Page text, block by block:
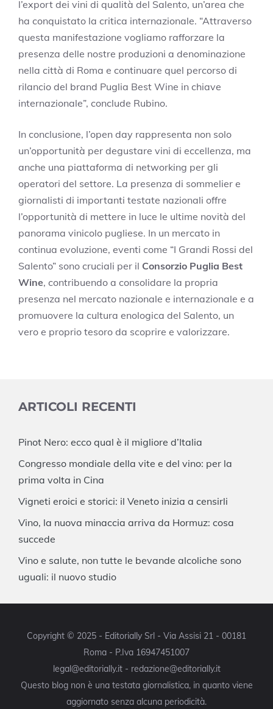
l’export dei vini di qualità del Salento, un’area che
ha conquistato la critica internazionale. “Attraverso
questa manifestazione vogliamo rafforzare la
presenza delle nostre produzioni a denominazione
nella città di Roma e continuare quel percorso di
rilancio del brand Puglia Best Wine in chiave
internazionale”, conclude Rubino.
In conclusione, l’open day rappresenta non solo
un’opportunità per degustare vini di eccellenza, ma
anche una piattaforma di networking per gli
operatori del settore. La presenza di sommelier e
giornalisti di importanti testate nazionali offre
l’opportunità di mettere in luce le ultime novità del
panorama vinicolo pugliese. In un mercato in
continua evoluzione, eventi come “I Grandi Rossi del
Salento” sono cruciali per il Consorzio Puglia Best
Wine, contribuendo a consolidare la propria
presenza nel mercato nazionale e internazionale e a
promuovere la cultura enologica del Salento, un
vero e proprio tesoro da scoprire e valorizzare.
ARTICOLI RECENTI
Pinot Nero: ecco qual è il migliore d’Italia
Congresso mondiale della vite e del vino: per la
prima volta in Cina
Vigneti eroici e storici: il Veneto inizia a censirli
Vino, la nuova minaccia arriva da Hormuz: cosa
succede
Vino e salute, non tutte le bevande alcoliche sono
uguali: il nuovo studio
Copyright © 2025 - Editorially Srl - Via Assisi 21 - 00181
Roma - P.Iva 16947451007
legal@editorially.it - redazione@editorially.it
Questo blog non è una testata giornalistica, in quanto viene
aggiornato senza alcuna periodicità.